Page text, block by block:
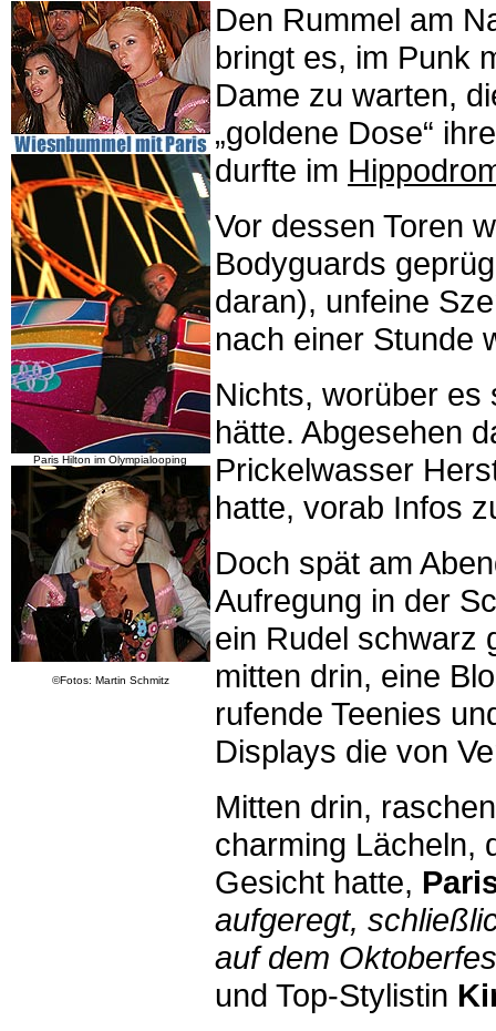
Paris Hilton im Olympialooping
©Fotos: Martin Schmitz
Den Rummel am
bringt es, im Punk
Dame zu warten,
„goldene Dose“
durfte im
Vor dessen Toren
Bodyguards
daran), unfeine
nach einer Stunde
Nichts, worüber es
hätte. Abgesehen
Prickelwasser
hatte, vorab Infos
Doch spät am
Aufregung in der
ein Rudel schwarz
mitten drin, eine
rufende Teenies
Displays die von
Mitten drin,
charming Lächeln,
Gesicht hatte,
aufgeregt,
auf dem
und Top-Stylistin